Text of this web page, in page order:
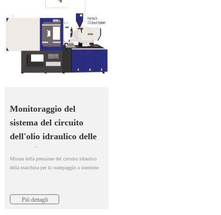
Monitoraggio del
sistema del circuito
dell'olio idraulico delle
macchine per lo
stampaggio a iniezione
Misura della pressione del circuito idraulico
della macchina per lo stampaggio a iniezione
Più dettagli